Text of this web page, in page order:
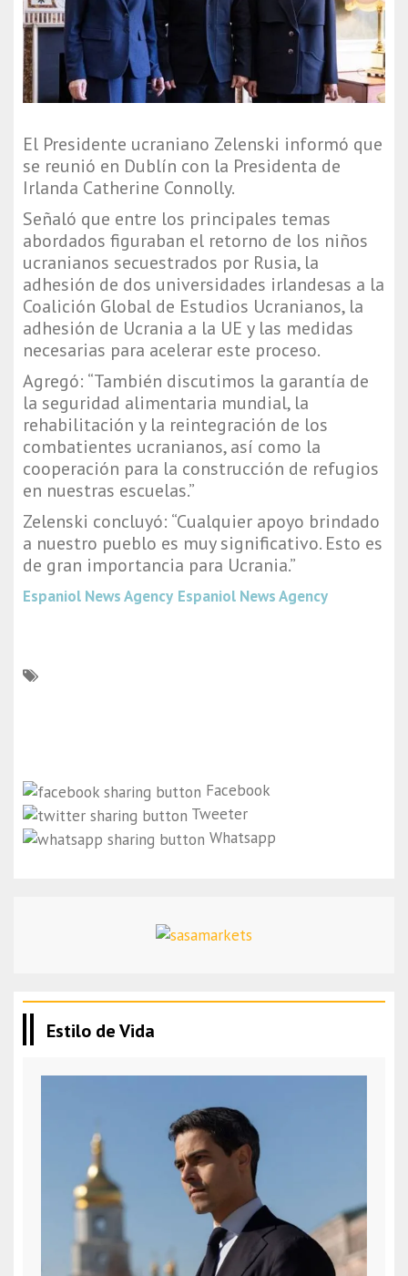
El Presidente ucraniano Zelenski informó que
se reunió en Dublín con la Presidenta de
Irlanda Catherine Connolly.
Señaló que entre los principales temas
abordados figuraban el retorno de los niños
ucranianos secuestrados por Rusia, la
adhesión de dos universidades irlandesas a la
Coalición Global de Estudios Ucranianos, la
adhesión de Ucrania a la UE y las medidas
necesarias para acelerar este proceso.
Agregó: “También discutimos la garantía de
la seguridad alimentaria mundial, la
rehabilitación y la reintegración de los
combatientes ucranianos, así como la
cooperación para la construcción de refugios
en nuestras escuelas.”
Zelenski concluyó: “Cualquier apoyo brindado
a nuestro pueblo es muy significativo. Esto es
de gran importancia para Ucrania.”
Espaniol News Agency Espaniol News Agency
Facebook
Tweeter
Whatsapp
Estilo de Vida